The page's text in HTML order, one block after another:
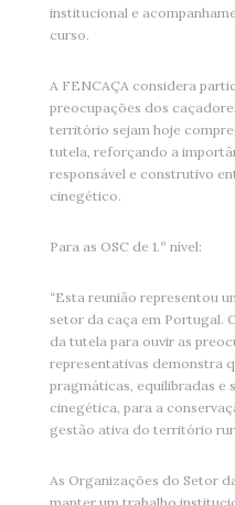
institucional e
curso.
A FENCAÇA considera
preocupações dos
território sejam hoje
tutela, reforçando a
responsável e construtivo
cinegético.
Para as OSC de 1.º nível:
“Esta reunião representou
setor da caça em Portugal.
da tutela para ouvir as
representativas demonstra
pragmáticas, equilibradas e
cinegética, para a
gestão ativa do território
As Organizações do Setor